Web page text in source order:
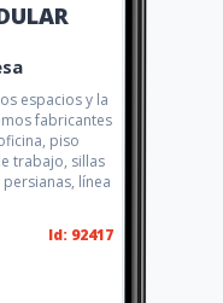
espacios y la
fabricantes
piso
trabajo, sillas
línea
Id: 92417